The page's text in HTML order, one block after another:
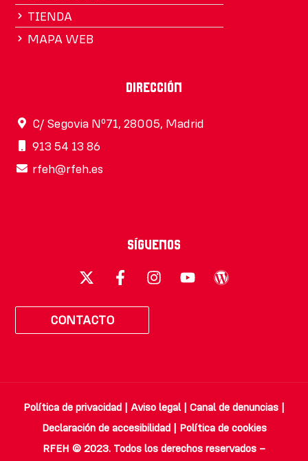
TIENDA
MAPA WEB
Dirección
C/ Segovia Nº71, 28005, Madrid
913 54 13 86
rfeh@rfeh.es
Síguenos
CONTACTO
Política de privacidad | Aviso legal| Canal de denuncias |
Declaración de accesibilidad| Política de cookies
RFEH © 2023. Todos los derechos reservados –